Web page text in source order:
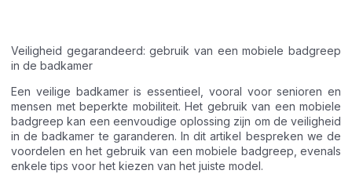
Veiligheid gegarandeerd: gebruik van een mobiele badgreep
in de badkamer
Een veilige badkamer is essentieel, vooral voor senioren en
mensen met beperkte mobiliteit. Het gebruik van een mobiele
badgreep kan een eenvoudige oplossing zijn om de veiligheid
in de badkamer te garanderen. In dit artikel bespreken we de
voordelen en het gebruik van een mobiele badgreep, evenals
enkele tips voor het kiezen van het juiste model.